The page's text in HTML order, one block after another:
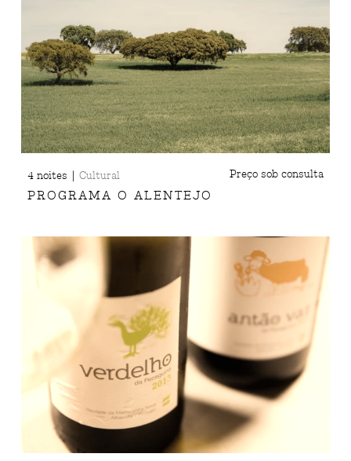
4 noites |Cultural
PROGRAMA O ALENTEJO
Preço sob consulta